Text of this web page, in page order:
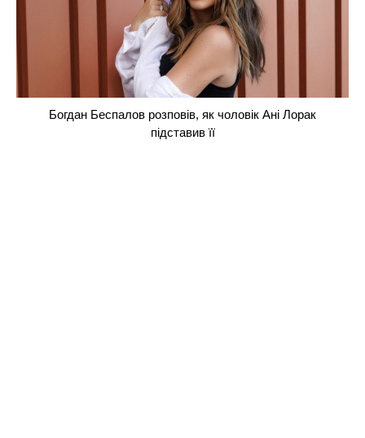
Богдан Беспалов розповів, як чоловік Ані Лорак
підставив її